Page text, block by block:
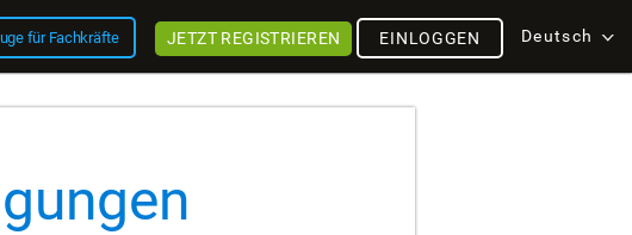
für Fachkräfte Deutsch
EINLOGGEN
JETZT REGISTRIEREN